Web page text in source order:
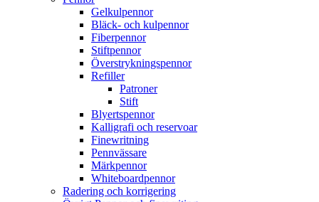
Gelkulpennor
Bläck- och kulpennor
Fiberpennor
Stiftpennor
Överstrykningspennor
Refiller
Patroner
Stift
Blyertspennor
Kalligrafi och reservoar
Finewritning
Pennvässare
Märkpennor
Whiteboardpennor
Radering och korrigering